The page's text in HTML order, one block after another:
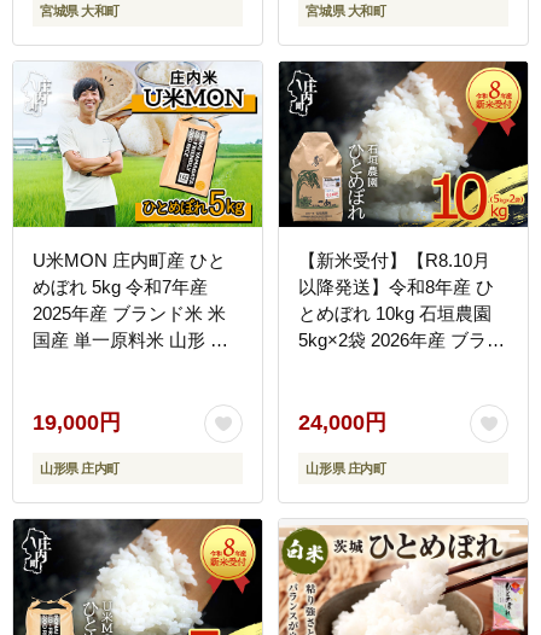
宮城県 大和町 宮城県 大和町
U米MON 庄内町産 ひと
めぼれ 5kg 令和7年産
2025年産 ブランド米 米
国産 単一原料米 山形 庄
19,000円
山形県 庄内町
【新米受付】【R8.10月
以降発送】令和8年産 ひ
とめぼれ 10kg 石垣農園
5kg×2袋 2026年産 ブラン
の原点、亀の尾発祥の地
24,000円
山形県 庄内町